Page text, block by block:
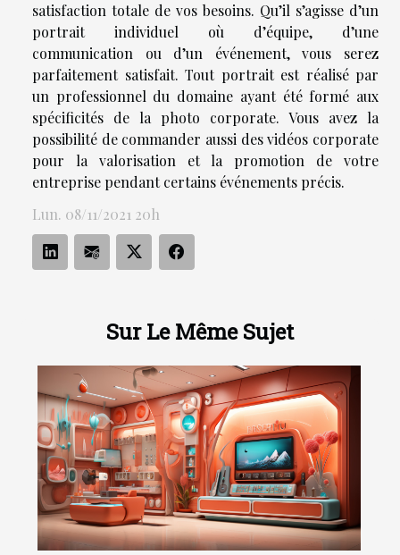
Sur Le Même Sujet
satisfaction totale de vos besoins. Qu’il s’agisse d’un
portrait individuel où d’équipe, d’une
communication ou d’un événement, vous serez
parfaitement satisfait. Tout portrait est réalisé par
un professionnel du domaine ayant été formé aux
spécificités de la photo corporate. Vous avez la
possibilité de commander aussi des vidéos corporate
pour la valorisation et la promotion de votre
entreprise pendant certains événements précis.
Lun. 08/11/2021 20h